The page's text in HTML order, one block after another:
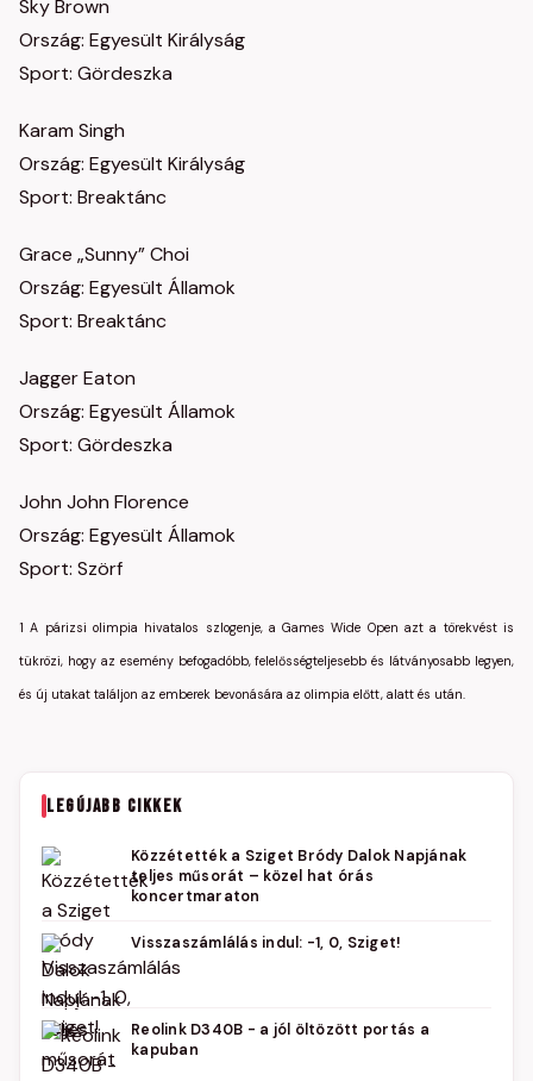
Sky Brown
Ország: Egyesült Királyság
Sport: Gördeszka
Karam Singh
Ország: Egyesült Királyság
Sport: Breaktánc
Grace „Sunny” Choi
Ország: Egyesült Államok
Sport: Breaktánc
Jagger Eaton
Ország: Egyesült Államok
Sport: Gördeszka
John John Florence
Ország: Egyesült Államok
Sport: Szörf
1 A párizsi olimpia hivatalos szlogenje, a Games Wide Open azt a törekvést is
tükrözi, hogy az esemény befogadóbb, felelősségteljesebb és látványosabb legyen,
és új utakat találjon az emberek bevonására az olimpia előtt, alatt és után.
LEGÚJABB CIKKEK
Közzétették a Sziget Bródy Dalok Napjának
teljes műsorát – közel hat órás
koncertmaraton
Visszaszámlálás indul: -1, 0, Sziget!
Reolink D340B - a jól öltözött portás a
kapuban